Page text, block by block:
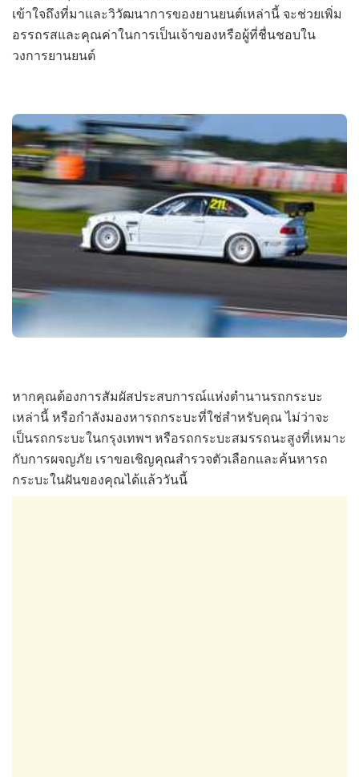
เข้าใจถึงที่มาและวิวัฒนาการของยานยนต์เหล่านี้ จะช่วยเพิ่ม
อรรถรสและคุณค่าในการเป็นเจ้าของหรือผู้ที่ชื่นชอบใน
วงการยานยนต์
หากคุณต้องการสัมผัสประสบการณ์แห่งตำนานรถกระบะ
เหล่านี้ หรือกำลังมองหารถกระบะที่ใช่สำหรับคุณ ไม่ว่าจะ
เป็นรถกระบะในกรุงเทพฯ หรือรถกระบะสมรรถนะสูงที่เหมาะ
กับการผจญภัย เราขอเชิญคุณสำรวจตัวเลือกและค้นหารถ
กระบะในฝันของคุณได้แล้ววันนี้